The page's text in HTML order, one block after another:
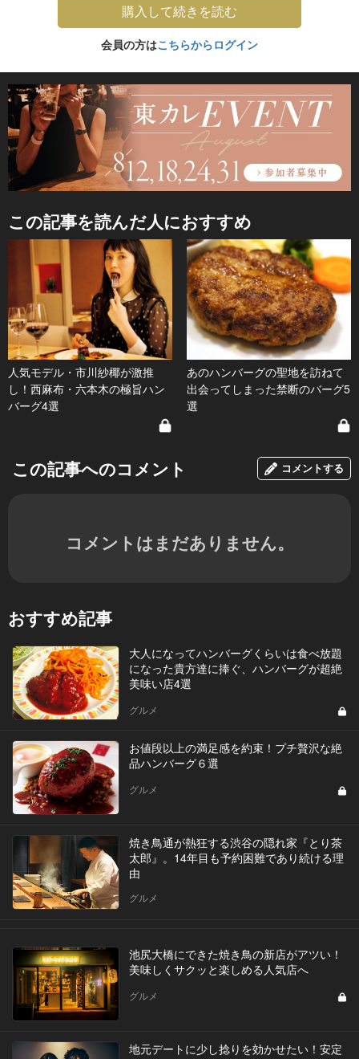
購入して続きを読む
会員の方はこちらからログイン
この記事を読んだ人におすすめ
人気モデル・市川紗椰が激推
し！西麻布・六本木の極旨ハン
バーグ4選
あのハンバーグの聖地を訪ねて
出会ってしまった禁断のバーグ5
選
この記事へのコメント コメントする
コメントはまだありません。
おすすめ記事
大人になってハンバーグくらいは食べ放題
になった貴方達に捧ぐ、ハンバーグが超絶
美味い店4選
グルメ
お値段以上の満足感を約束！プチ贅沢な絶
品ハンバーグ６選
グルメ
焼き鳥通が熱狂する渋谷の隠れ家『とり茶
太郎』。14年目も予約困難であり続ける理
由
グルメ
池尻大橋にできた焼き鳥の新店がアツい！
美味しくサクッと楽しめる人気店へ
グルメ
地元デートに少し捻りを効かせたい！安定